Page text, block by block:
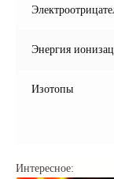
Энергия
Изотопы
Интересное: